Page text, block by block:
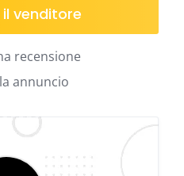
venditore
recensione
annuncio